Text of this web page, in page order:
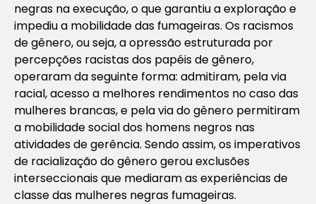
negras na execução, o que garantiu a exploração e
impediu a mobilidade das fumageiras. Os racismos
de gênero, ou seja, a opressão estruturada por
percepções racistas dos papéis de gênero,
operaram da seguinte forma: admitiram, pela via
racial, acesso a melhores rendimentos no caso das
mulheres brancas, e pela via do gênero permitiram
a mobilidade social dos homens negros nas
atividades de gerência. Sendo assim, os imperativos
de racialização do gênero gerou exclusões
interseccionais que mediaram as experiências de
classe das mulheres negras fumageiras.